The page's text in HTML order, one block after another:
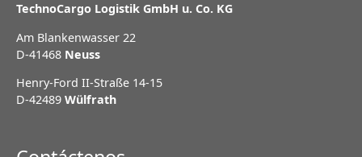
TechnoCargo Logistik GmbH u. Co. KG
Am Blankenwasser 22
D-41468 Neuss
Henry-Ford II-Straße 14-15
D-42489 Wülfrath